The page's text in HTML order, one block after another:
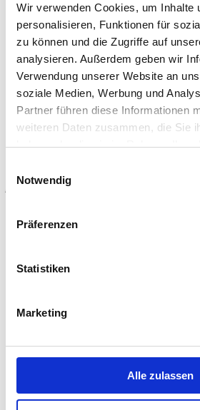
Wir verwenden Cookies, um Inhalte
personalisieren, Funktionen für
zu können und die Zugriffe auf
analysieren. Außerdem geben wir
Verwendung unserer Website an
soziale Medien, Werbung und
Partner führen diese Informationen
weiteren Daten zusammen, die Sie
haben oder die sie im Rahmen Ihrer
Notwendig
Präferenzen
Statistiken
Marketing
Alle zulassen